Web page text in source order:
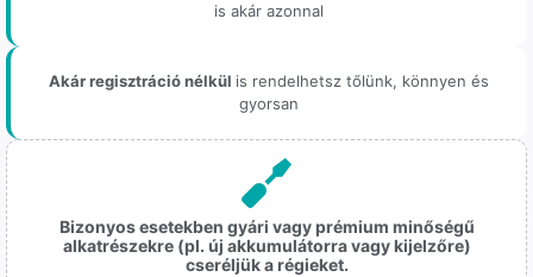
is akár azonnal
Akár regisztráció nélkül is rendelhetsz tőlünk, könnyen és
gyorsan
Bizonyos esetekben gyári vagy prémium minőségű
alkatrészekre (pl. új akkumulátorra vagy kijelzőre)
cseréljük a régieket.